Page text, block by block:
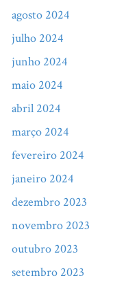
agosto 2024
julho 2024
junho 2024
maio 2024
abril 2024
março 2024
fevereiro 2024
janeiro 2024
dezembro 2023
novembro 2023
outubro 2023
setembro 2023